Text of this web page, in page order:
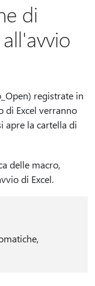
di
registrate in
di Excel verranno
apre la cartella di
delle macro,
di Excel.